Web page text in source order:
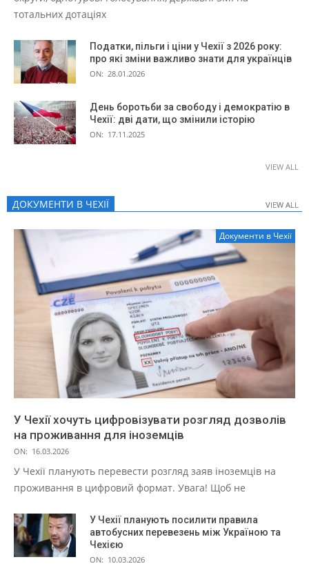
тотальних дотаціях
Податки, пільги і ціни у Чехії з 2026 року:
про які зміни важливо знати для українців
ON: 28.01.2026
День боротьби за свободу і демократію в
Чехії: дві дати, що змінили історію
ON: 17.11.2025
VIEW ALL
ДОКУМЕНТИ В ЧЕХІЇ VIEW ALL
Документи в Чехії
У Чехії хочуть цифровізувати розгляд дозволів
на проживання для іноземців
ON: 16.03.2026
У Чехії планують перевести розгляд заяв іноземців на
проживання в цифровий формат. Увага! Щоб не
У Чехії планують посилити правила
автобусних перевезень між Україною та
Чехією
ON: 10.03.2026
VIEW ALL